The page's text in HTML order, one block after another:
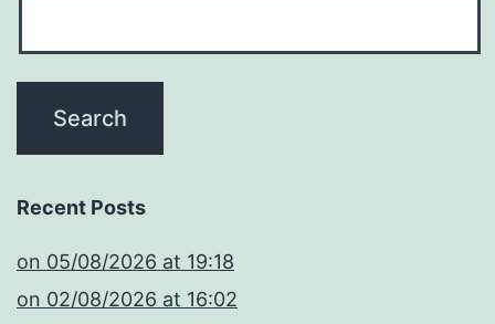
Recent Posts
​on 05/08/2026 at 19:18
​on 02/08/2026 at 16:02